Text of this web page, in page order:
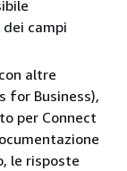
campi
altre
for Business),
per Connect
le risposte